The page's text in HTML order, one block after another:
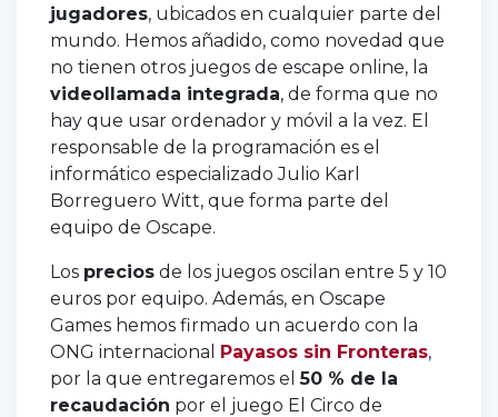
jugadores, ubicados en cualquier parte del
mundo. Hemos añadido, como novedad que
no tienen otros juegos de escape online, la
videollamada integrada, de forma que no
hay que usar ordenador y móvil a la vez. El
responsable de la programación es el
informático especializado Julio Karl
Borreguero Witt, que forma parte del
equipo de Oscape.
Los precios de los juegos oscilan entre 5 y 10
euros por equipo. Además, en Oscape
Games hemos firmado un acuerdo con la
ONG internacional Payasos sin Fronteras,
por la que entregaremos el50 % de la
recaudación por el juego El Circo de